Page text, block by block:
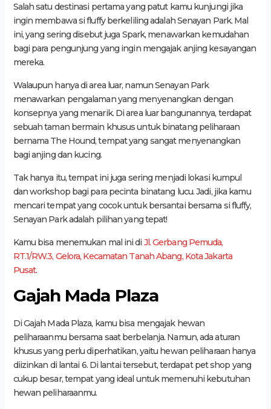
Salah satu destinasi pertama yang patut kamu kunjungi jika
ingin membawa si fluffy berkeliling adalah Senayan Park. Mal
ini, yang sering disebut juga Spark, menawarkan kemudahan
bagi para pengunjung yang ingin mengajak anjing kesayangan
mereka.
Walaupun hanya di area luar, namun Senayan Park
menawarkan pengalaman yang menyenangkan dengan
konsepnya yang menarik. Di area luar bangunannya, terdapat
sebuah taman bermain khusus untuk binatang peliharaan
bernama The Hound, tempat yang sangat menyenangkan
bagi anjing dan kucing.
Tak hanya itu, tempat ini juga sering menjadi lokasi kumpul
dan workshop bagi para pecinta binatang lucu. Jadi, jika kamu
mencari tempat yang cocok untuk bersantai bersama si fluffy,
Senayan Park adalah pilihan yang tepat!
Kamu bisa menemukan mal ini di Jl. Gerbang Pemuda,
RT.1/RW.3, Gelora, Kecamatan Tanah Abang, Kota Jakarta
Pusat.
Gajah Mada Plaza
Di Gajah Mada Plaza, kamu bisa mengajak hewan
peliharaanmu bersama saat berbelanja. Namun, ada aturan
khusus yang perlu diperhatikan, yaitu hewan peliharaan hanya
diizinkan di lantai 6. Di lantai tersebut, terdapat pet shop yang
cukup besar, tempat yang ideal untuk memenuhi kebutuhan
hewan peliharaanmu.